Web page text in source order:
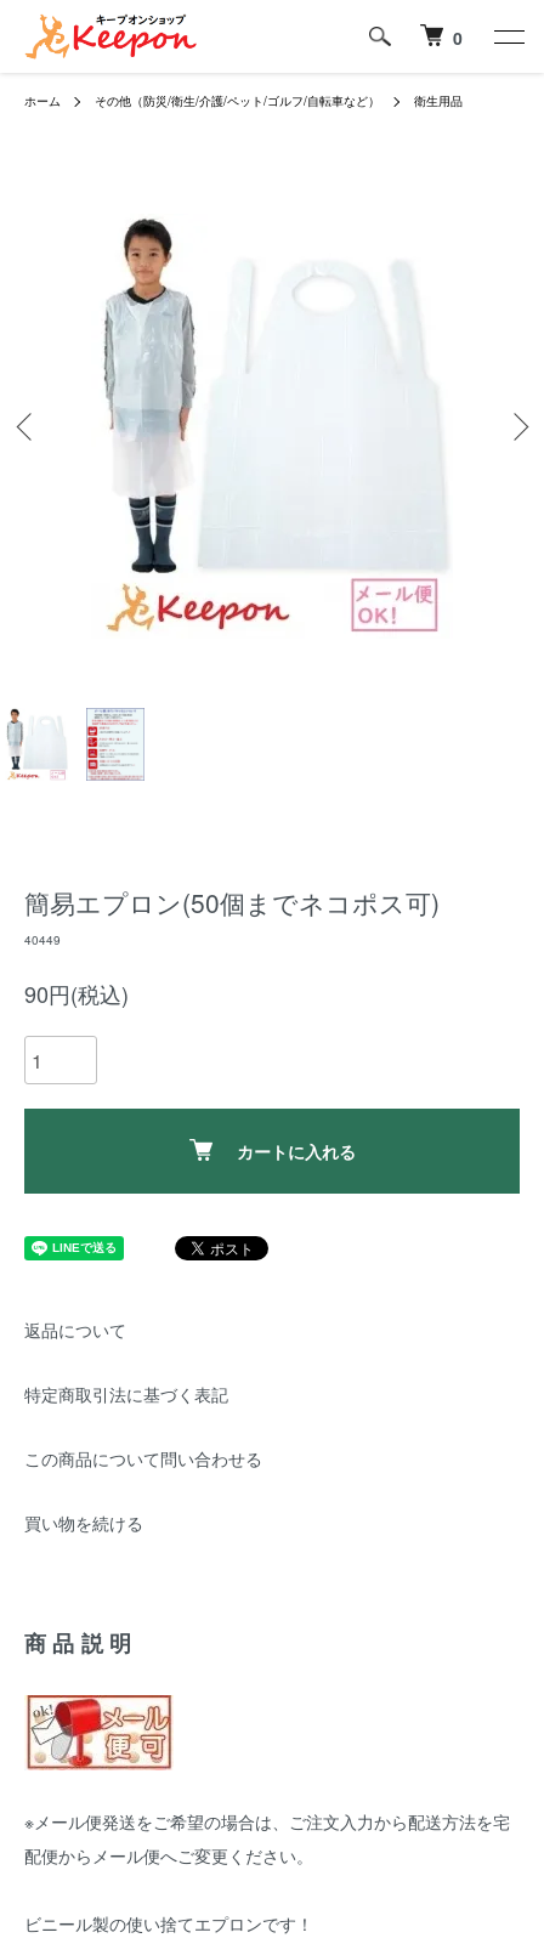
0
ホーム その他（防災/衛生/介護/ペット/ゴルフ/自転車など） 衛生用品
簡易エプロン(50個までネコポス可)
40449
90円(税込)
カートに入れる
返品について
特定商取引法に基づく表記
この商品について問い合わせる
買い物を続ける
商品説明
※メール便発送をご希望の場合は、ご注文入力から配送方法を宅
配便からメール便へご変更ください。
ビニール製の使い捨てエプロンです！